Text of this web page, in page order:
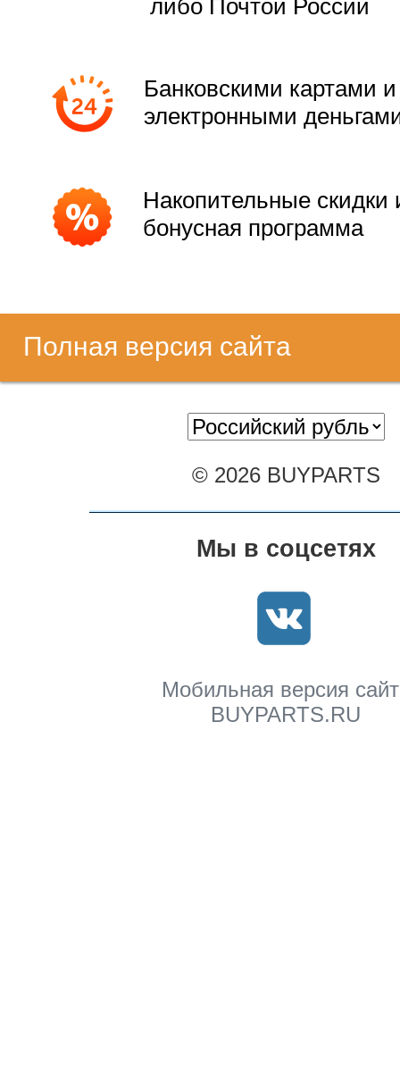
либо Почтой России
Банковскими картами и
электронными
Накопительные скидки
бонусная программа
Полная версия сайта
© 2026 BUYPARTS
Мы в соцсетях
Мобильная версия
BUYPARTS.RU